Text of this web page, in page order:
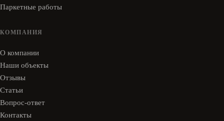
Паркетные работы
КОМПАНИЯ
О компании
Наши объекты
Отзывы
Статьи
Вопрос-ответ
Контакты